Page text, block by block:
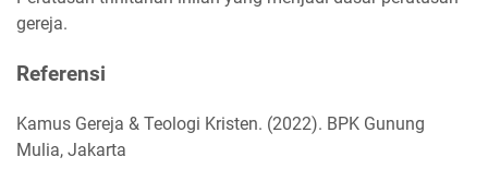
gereja.
Referensi
Kamus Gereja & Teologi Kristen. (2022). BPK Gunung
Mulia, Jakarta